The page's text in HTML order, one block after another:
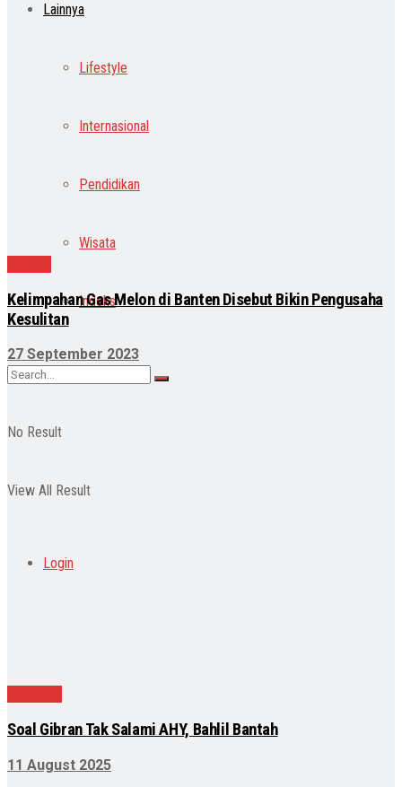
Lainnya
Lifestyle
Internasional
Pendidikan
Wisata
Indeks
No Result
View All Result
Login
Kelimpahan Gas Melon di Banten Disebut Bikin Pengusaha
Kesulitan
27 September 2023
Soal Gibran Tak Salami AHY, Bahlil Bantah
11 August 2025